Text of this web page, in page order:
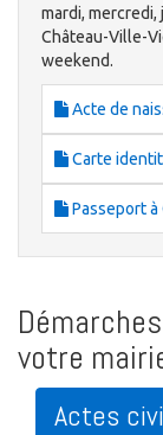
mardi, mercredi,
Château-Ville-
weekend.
Acte de
Carte
Passeport
votre
Actes